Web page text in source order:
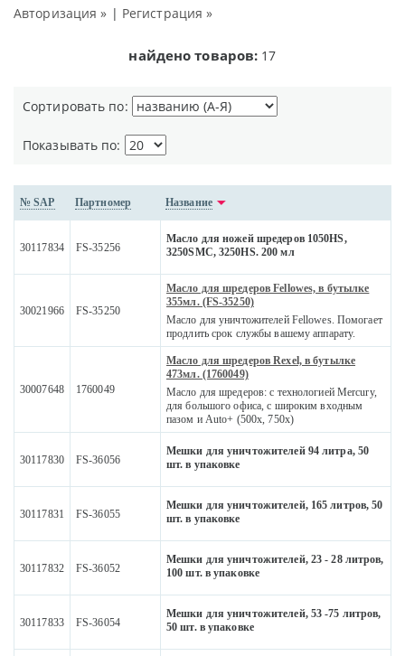
Авторизация » | Регистрация »
найдено товаров: 17
Сортировать по:
Показывать по:
№ SAP Партномер Название
30117834 FS-35256
Масло для ножей шредеров 1050HS,
3250SMC, 3250HS. 200 мл
30021966 FS-35250
Масло для шредеров Fellowes, в бутылке
355мл. (FS-35250)
Масло для уничтожителей Fellowes. Помогает
продлить срок службы вашему аппарату.
30007648 1760049
Масло для шредеров Rexel, в бутылке
473мл. (1760049)
Масло для шредеров: с технологией Mercury,
для большого офиса, с широким входным
пазом и Auto+ (500x, 750x)
30117830 FS-36056
Мешки для уничтожителей 94 литра, 50
шт. в упаковке
30117831 FS-36055
Мешки для уничтожителей, 165 литров, 50
шт. в упаковке
30117832 FS-36052
Мешки для уничтожителей, 23 - 28 литров,
100 шт. в упаковке
30117833 FS-36054
Мешки для уничтожителей, 53 -75 литров,
50 шт. в упаковке